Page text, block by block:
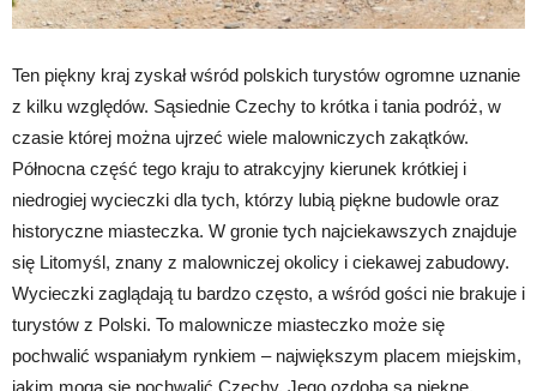
Ten piękny kraj zyskał wśród polskich turystów ogromne uznanie
z kilku względów. Sąsiednie Czechy to krótka i tania podróż, w
czasie której można ujrzeć wiele malowniczych zakątków.
Północna część tego kraju to atrakcyjny kierunek krótkiej i
niedrogiej wycieczki dla tych, którzy lubią piękne budowle oraz
historyczne miasteczka. W gronie tych najciekawszych znajduje
się Litomyśl, znany z malowniczej okolicy i ciekawej zabudowy.
Wycieczki zaglądają tu bardzo często, a wśród gości nie brakuje i
turystów z Polski. To malownicze miasteczko może się
pochwalić wspaniałym rynkiem – największym placem miejskim,
jakim mogą się pochwalić Czechy. Jego ozdoba są piękne,